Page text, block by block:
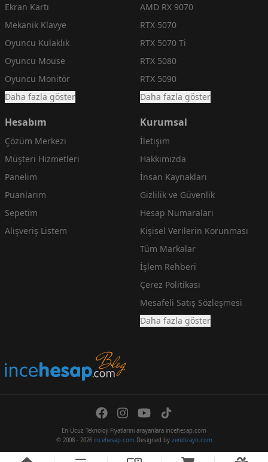
Ekran Kartı
Mekanik Klavye
Oyuncu Kulaklık
Oyuncu Mouse
Oyuncu Monitör
Daha fazla göster
AMD RX 9070
RTX 5070
RTX 5070 Ti
RTX 5080
RTX 5090
Daha fazla göster
Hesabım
Çözüm Merkezi
Müşteri Hizmetleri
Panelim
Puanlarım
Sepetim
Alışveriş Listem
Kurumsal
İletişim
Hakkımızda
İnsan Kaynakları
Gizlilik ve Güvenlik
Hesap Numaraları
Kişisel Verilerin Korunması
Tüm Markalar
İşlem Rehberi
Çerez Politikası
Mesafeli Satış Sözleşmesi
Daha fazla göster
En Ucuz Teknoloji Fiyatlarını arayanlara incehesap.com
© 2008 - 2026 incehesap.comDesigned by zendizayn.com